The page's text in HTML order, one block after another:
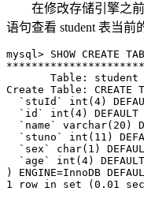
在修改存储引擎之
语句查看 student 表当前
mysql> SHOW CREATE
       Table: student
Create Table: CREATE
`stuId` int(4)
`id` int(4) DEFAULT
`name` varchar(20)
`stuno` int(11)
`sex` char(1)
`age` int(4)
) ENGINE=InnoDB
1 row in set (0.01